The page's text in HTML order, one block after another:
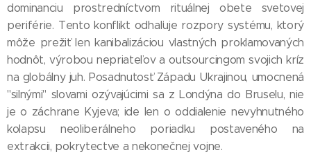
dominanciu prostredníctvom rituálnej obete svetovej
periférie. Tento konflikt odhaľuje rozpory systému, ktorý
môže prežiť len kanibalizáciou vlastných proklamovaných
hodnôt, výrobou nepriateľov a outsourcingom svojich kríz
na globálny juh. Posadnutosť Západu Ukrajinou, umocnená
"silnými" slovami ozývajúcimi sa z Londýna do Bruselu, nie
je o záchrane Kyjeva; ide len o oddialenie nevyhnutného
kolapsu neoliberálneho poriadku postaveného na
extrakcii, pokrytectve a nekonečnej vojne.